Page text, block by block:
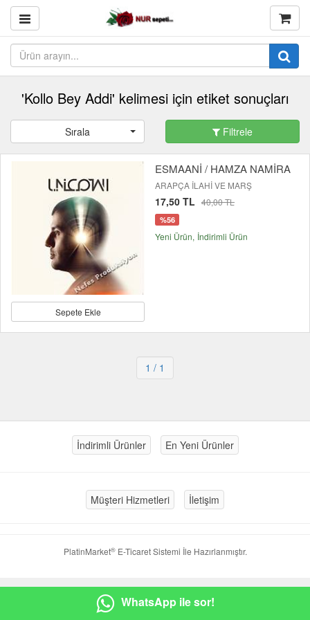
'Kollo Bey Addi' kelimesi için etiket sonuçları
Sırala Filtrele
Sepete Ekle
ESMAANİ / HAMZA NAMİRA
ARAPÇA İLAHİ VE MARŞ
17,50 TL 40,00 TL
%56
Yeni Ürün İndirimli Ürün
1 / 1
İndirimli Ürünler En Yeni Ürünler
Müşteri Hizmetleri İletişim
PlatinMarket®E-Ticaret Sistemi İle Hazırlanmıştır.
WhatsApp ile sor!